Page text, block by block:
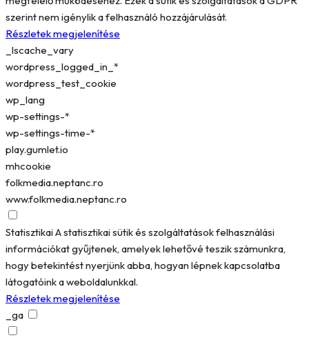
szerint nem igénylik a felhasználó hozzájárulását.
Részletek megjelenítése
_lscache_vary
wordpress_logged_in_*
wordpress_test_cookie
wp_lang
wp-settings-*
wp-settings-time-*
play.gumlet.io
mhcookie
folkmedia.neptanc.ro
www.folkmedia.neptanc.ro
StatisztikaiA statisztikai sütik és szolgáltatások felhasználási
információkat gyűjtenek, amelyek lehetővé teszik számunkra,
hogy betekintést nyerjünk abba, hogyan lépnek kapcsolatba
látogatóink a weboldalunkkal.
Részletek megjelenítése
_ga